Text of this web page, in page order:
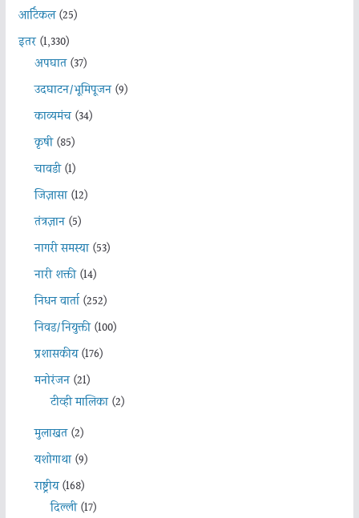
आर्टिकल(25)
इतर(1,330)
अपघात(37)
उदघाटन/भूमिपूजन(9)
काव्यमंच(34)
कृषी(85)
चावडी(1)
जिज्ञासा(12)
तंत्रज्ञान(5)
नागरी समस्या(53)
नारी शक्ती(14)
निधन वार्ता(252)
निवड/नियुक्ती(100)
प्रशासकीय(176)
मनोरंजन(21)
टीव्ही मालिका(2)
मुलाखत(2)
यशोगाथा(9)
राष्ट्रीय(168)
दिल्ली(17)